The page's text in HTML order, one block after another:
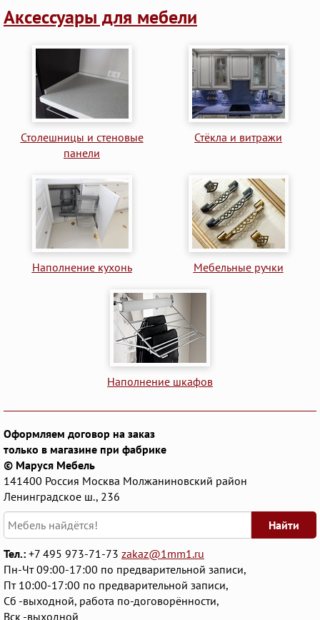
Аксессуары для мебели
Столешницы и стеновые
панели
Стёкла и витражи
Наполнение кухонь Мебельные ручки
Наполнение шкафов
Оформляем договор на заказ
только в магазине при фабрике
© Маруся Мебель
141400 Россия Москва Молжаниновский район
Ленинградское ш., 236
Найти
Тел.: +7 495 973-71-73 zakaz@1mm1.ru
Пн-Чт 09:00-17:00 по предварительной записи,
Пт 10:00-17:00 по предварительной записи,
Сб -выходной, работа по-договорённости,
Вск -выходной